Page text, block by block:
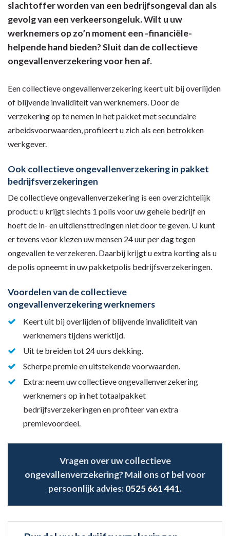
slachtoffer worden van een bedrijfsongeval dan als
gevolg van een verkeersongeluk. Wilt u uw
werknemers op zo’n moment een -financiële-
helpende hand bieden? Sluit dan de collectieve
ongevallenverzekering voor hen af.
Een collectieve ongevallenverzekering keert uit bij overlijden
of blijvende invaliditeit van werknemers. Door de
verzekering op te nemen in het pakket met secundaire
arbeidsvoorwaarden, profileert u zich als een betrokken
werkgever.
Ook collectieve ongevallenverzekering in pakket
bedrijfsverzekeringen
De collectieve ongevallenverzekering is een overzichtelijk
product: u krijgt slechts 1 polis voor uw gehele bedrijf en
hoeft de in- en uitdiensttredingen niet door te geven. U kunt
er tevens voor kiezen uw mensen 24 uur per dag tegen
ongevallen te verzekeren. Daarbij krijgt u extra korting als u
de polis opneemt in uw pakketpolis bedrijfsverzekeringen.
Voordelen van de collectieve
ongevallenverzekering werknemers
Keert uit bij overlijden of blijvende invaliditeit van
werknemers tijdens werktijd.
Uit te breiden tot 24 uurs dekking.
Scherpe premie en uitstekende voorwaarden.
Extra: neem uw collectieve ongevallenverzekering
werknemers op in het totaalpakket
bedrijfsverzekeringen en profiteer van extra
premievoordeel.
Vragen over uw collectieve
ongevallenverzekering? Mail ons of bel voor
persoonlijk advies:0525 661 441.